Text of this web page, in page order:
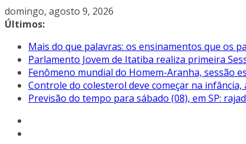
Pular
para
conteúdo
domingo, agosto 9, 2026
Últimos:
Mais do que palavras: os ensinamentos que os
Parlamento Jovem de Itatiba realiza primeira
Fenômeno mundial do Homem-Aranha, sessão
Controle do colesterol deve começar na
Previsão do tempo para sábado (08), em SP: